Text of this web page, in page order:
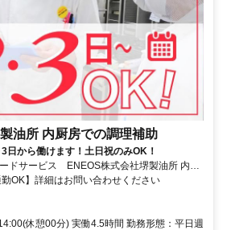
油所 内厨房での調理補助
日から働けます！土日祝のみOK！
ドサービス ENEOS株式会社堺製油所 内厨
OK】詳細はお問い合わせください
休憩00分) 実働4.5時間 勤務形態：平日週